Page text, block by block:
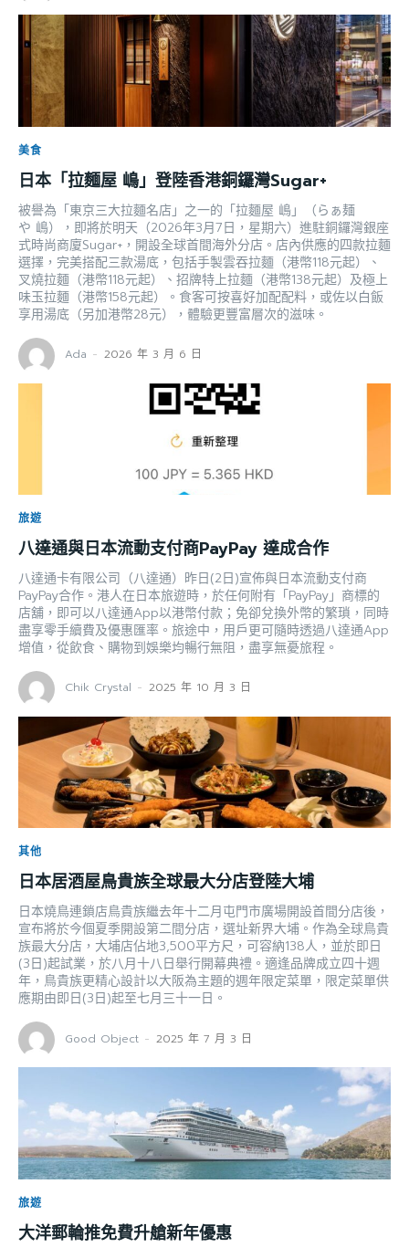
美食
日本「拉麵屋 嶋」登陸香港銅鑼灣Sugar+
被譽為「東京三大拉麵名店」之一的「拉麵屋 嶋」（らぁ麺
や 嶋），即將於明天（2026年3月7日，星期六）進駐銅鑼灣銀座
式時尚商廈Sugar+，開設全球首間海外分店。店內供應的四款拉麵
選擇，完美搭配三款湯底，包括手製雲吞拉麵（港幣118元起）、
叉燒拉麵（港幣118元起）、招牌特上拉麵（港幣138元起）及極上
味玉拉麵（港幣158元起）。食客可按喜好加配配料，或佐以白飯
享用湯底（另加港幣28元），體驗更豐富層次的滋味。
Ada - 2026 年 3 月 6 日
旅遊
八達通與日本流動支付商PayPay 達成合作
八達通卡有限公司（八達通）昨日(2日)宣佈與日本流動支付商
PayPay合作。港人在日本旅遊時，於任何附有「PayPay」商標的
店舖，即可以八達通App以港幣付款；免卻兌換外幣的繁瑣，同時
盡享零手續費及優惠匯率。旅途中，用戶更可隨時透過八達通App
增值，從飲食、購物到娛樂均暢行無阻，盡享無憂旅程。
Chik Crystal - 2025 年 10 月 3 日
其他
日本居酒屋鳥貴族全球最大分店登陸大埔
日本燒鳥連鎖店鳥貴族繼去年十二月屯門市廣場開設首間分店後，
宣布將於今個夏季開設第二間分店，選址新界大埔。作為全球鳥貴
族最大分店，大埔店佔地3,500平方尺，可容納138人，並於即日
(3日)起試業，於八月十八日舉行開幕典禮。適逢品牌成立四十週
年，鳥貴族更精心設計以大阪為主題的週年限定菜單，限定菜單供
應期由即日(3日)起至七月三十一日。
Good Object - 2025 年 7 月 3 日
旅遊
大洋郵輪推免費升艙新年優惠